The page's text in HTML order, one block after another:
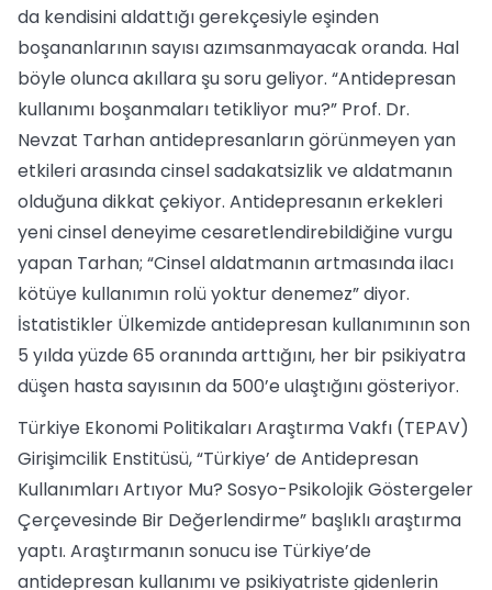
da kendisini aldattığı gerekçesiyle eşinden
boşananlarının sayısı azımsanmayacak oranda. Hal
böyle olunca akıllara şu soru geliyor. “Antidepresan
kullanımı boşanmaları tetikliyor mu?” Prof. Dr.
Nevzat Tarhan antidepresanların görünmeyen yan
etkileri arasında cinsel sadakatsizlik ve aldatmanın
olduğuna dikkat çekiyor. Antidepresanın erkekleri
yeni cinsel deneyime cesaretlendirebildiğine vurgu
yapan Tarhan; “Cinsel aldatmanın artmasında ilacı
kötüye kullanımın rolü yoktur denemez” diyor.
İstatistikler Ülkemizde antidepresan kullanımının son
5 yılda yüzde 65 oranında arttığını, her bir psikiyatra
düşen hasta sayısının da 500’e ulaştığını gösteriyor.
Türkiye Ekonomi Politikaları Araştırma Vakfı (TEPAV)
Girişimcilik Enstitüsü, “Türkiye’ de Antidepresan
Kullanımları Artıyor Mu? Sosyo-Psikolojik Göstergeler
Çerçevesinde Bir Değerlendirme” başlıklı araştırma
yaptı. Araştırmanın sonucu ise Türkiye’de
antidepresan kullanımı ve psikiyatriste gidenlerin